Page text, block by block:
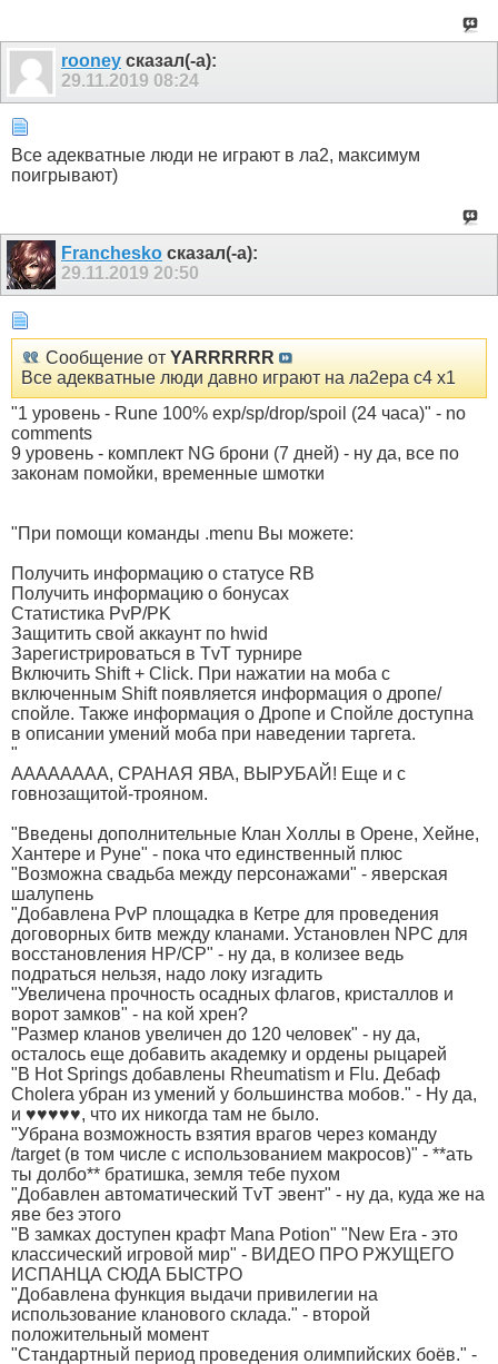
rooney сказал(-а):
29.11.2019 08:24
Все адекватные люди не играют в ла2, максимум
поигрывают)
Franchesko сказал(-а):
29.11.2019 20:50
Сообщение от YARRRRRR
Все адекватные люди давно играют на ла2ера с4 х1
"1 уровень - Rune 100% exp/sp/drop/spoil (24 часа)" - no
comments
9 уровень - комплект NG брони (7 дней) - ну да, все по
законам помойки, временные шмотки
"При помощи команды .menu Вы можете:
Получить информацию о статусе RB
Получить информацию о бонусах
Статистика PvP/PK
Защитить свой аккаунт по hwid
Зарегистрироваться в TvT турнире
Включить Shift + Click. При нажатии на моба с
включенным Shift появляется информация о дропе/
спойле. Также информация о Дропе и Спойле доступна
в описании умений моба при наведении таргета.
"
АААААААА, СРАНАЯ ЯВА, ВЫРУБАЙ! Еще и с
говнозащитой-трояном.
"Введены дополнительные Клан Холлы в Орене, Хейне,
Хантере и Руне" - пока что единственный плюс
"Возможна свадьба между персонажами" - яверская
шалупень
"Добавлена PvP площадка в Кетре для проведения
договорных битв между кланами. Установлен NPC для
восстановления HP/CP" - ну да, в колизее ведь
подраться нельзя, надо локу изгадить
"Увеличена прочность осадных флагов, кристаллов и
ворот замков" - на кой xрен?
"Размер кланов увеличен до 120 человек" - ну да,
осталось еще добавить академку и ордены рыцарей
"В Hot Springs добавлены Rheumatism и Flu. Дебаф
Cholera убран из умений у большинства мобов." - Ну да,
и ♥♥♥♥♥, что их никогда там не было.
"Убрана возможность взятия врагов через команду
/target (в том числе с использованием макросов)" - **ать
ты долбо** братишка, земля тебе пухом
"Добавлен автоматический TvT эвент" - ну да, куда же на
яве без этого
"В замках доступен крафт Mana Potion" "New Era - это
классический игровой мир" - ВИДЕО ПРО РЖУЩЕГО
ИСПАНЦА СЮДА БЫСТРО
"Добавлена функция выдачи привилегии на
использование кланового склада." - второй
положительный момент
"Стандартный период проведения олимпийских боёв." -